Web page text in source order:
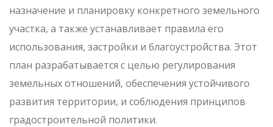
назначение и планировку конкретного земельного
участка, а также устанавливает правила его
использования, застройки и благоустройства. Этот
план разрабатывается с целью регулирования
земельных отношений, обеспечения устойчивого
развития территории, и соблюдения принципов
градостроительной политики.